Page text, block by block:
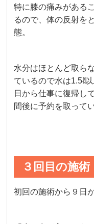
特に膝の痛みがある
るので、体の反射を
態。
水分はほとんど取ら
ているので水は1.5ℓ
日から仕事に復帰し
間後に予約を取って
３回目の施術
初回の施術から９日